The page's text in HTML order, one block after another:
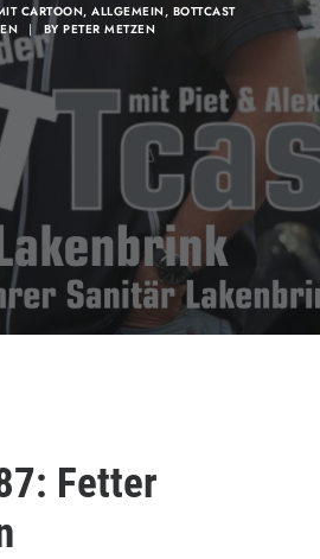
CARTOON, ALLGEMEIN, BOTTCAST
| BY PETER METZEN
Fetter